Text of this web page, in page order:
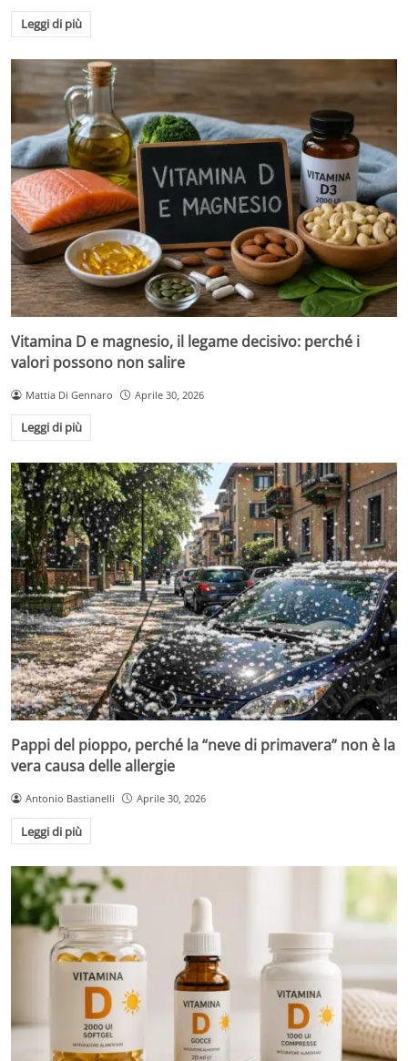
Leggi di più
Vitamina D e magnesio, il legame decisivo: perché i
valori possono non salire
Mattia Di Gennaro Aprile 30, 2026
Leggi di più
Pappi del pioppo, perché la “neve di primavera” non è la
vera causa delle allergie
Antonio Bastianelli Aprile 30, 2026
Leggi di più